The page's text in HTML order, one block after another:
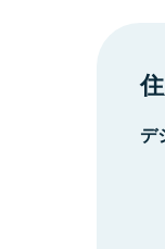
デ